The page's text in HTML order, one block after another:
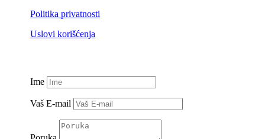
Politika privatnosti
Uslovi korišćenja
Ime
Vaš E-mail